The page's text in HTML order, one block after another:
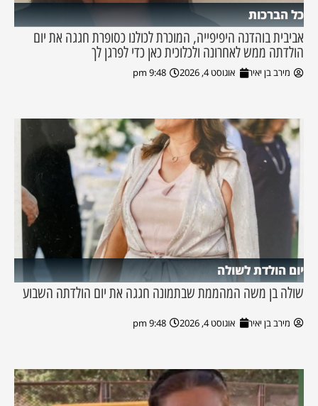
כל הברכות
אביבית בוהדנה היפיפייה, המוכרת לכולנו כסופרת חגגה את יום
הולדתה ממש לאחרונה ולכלוכית כאן כדי לפרגן לך
מירב בן יאיר אוגוסט 4, 2026 9:48 pm
יום הולדת לשולה
שולה בן משה המהממת שבתמונה חגגה את יום הולדתה השבוע
מירב בן יאיר אוגוסט 4, 2026 9:48 pm